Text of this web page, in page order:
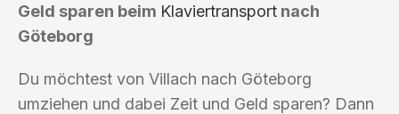
Geld sparen beim Klaviertransport nach
Göteborg
Du möchtest von Villach nach Göteborg
umziehen und dabei Zeit und Geld sparen? Dann